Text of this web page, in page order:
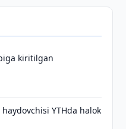
kiritilgan
YTHda halok